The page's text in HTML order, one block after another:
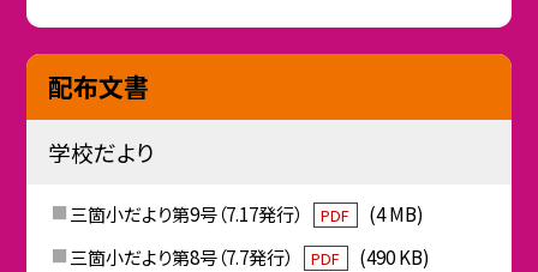
配布文書
学校だより
三箇小だより第9号（7.17発行） PDF
(4 MB)
三箇小だより第8号（7.7発行）
PDF
(490 KB)